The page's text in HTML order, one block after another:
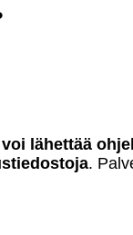
lähettää
.